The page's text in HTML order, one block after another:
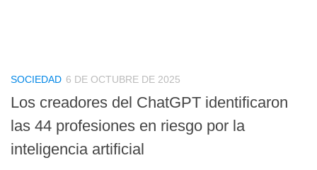
SOCIEDAD 6 DE OCTUBRE DE 2025
Los creadores del ChatGPT identificaron
las 44 profesiones en riesgo por la
inteligencia artificial